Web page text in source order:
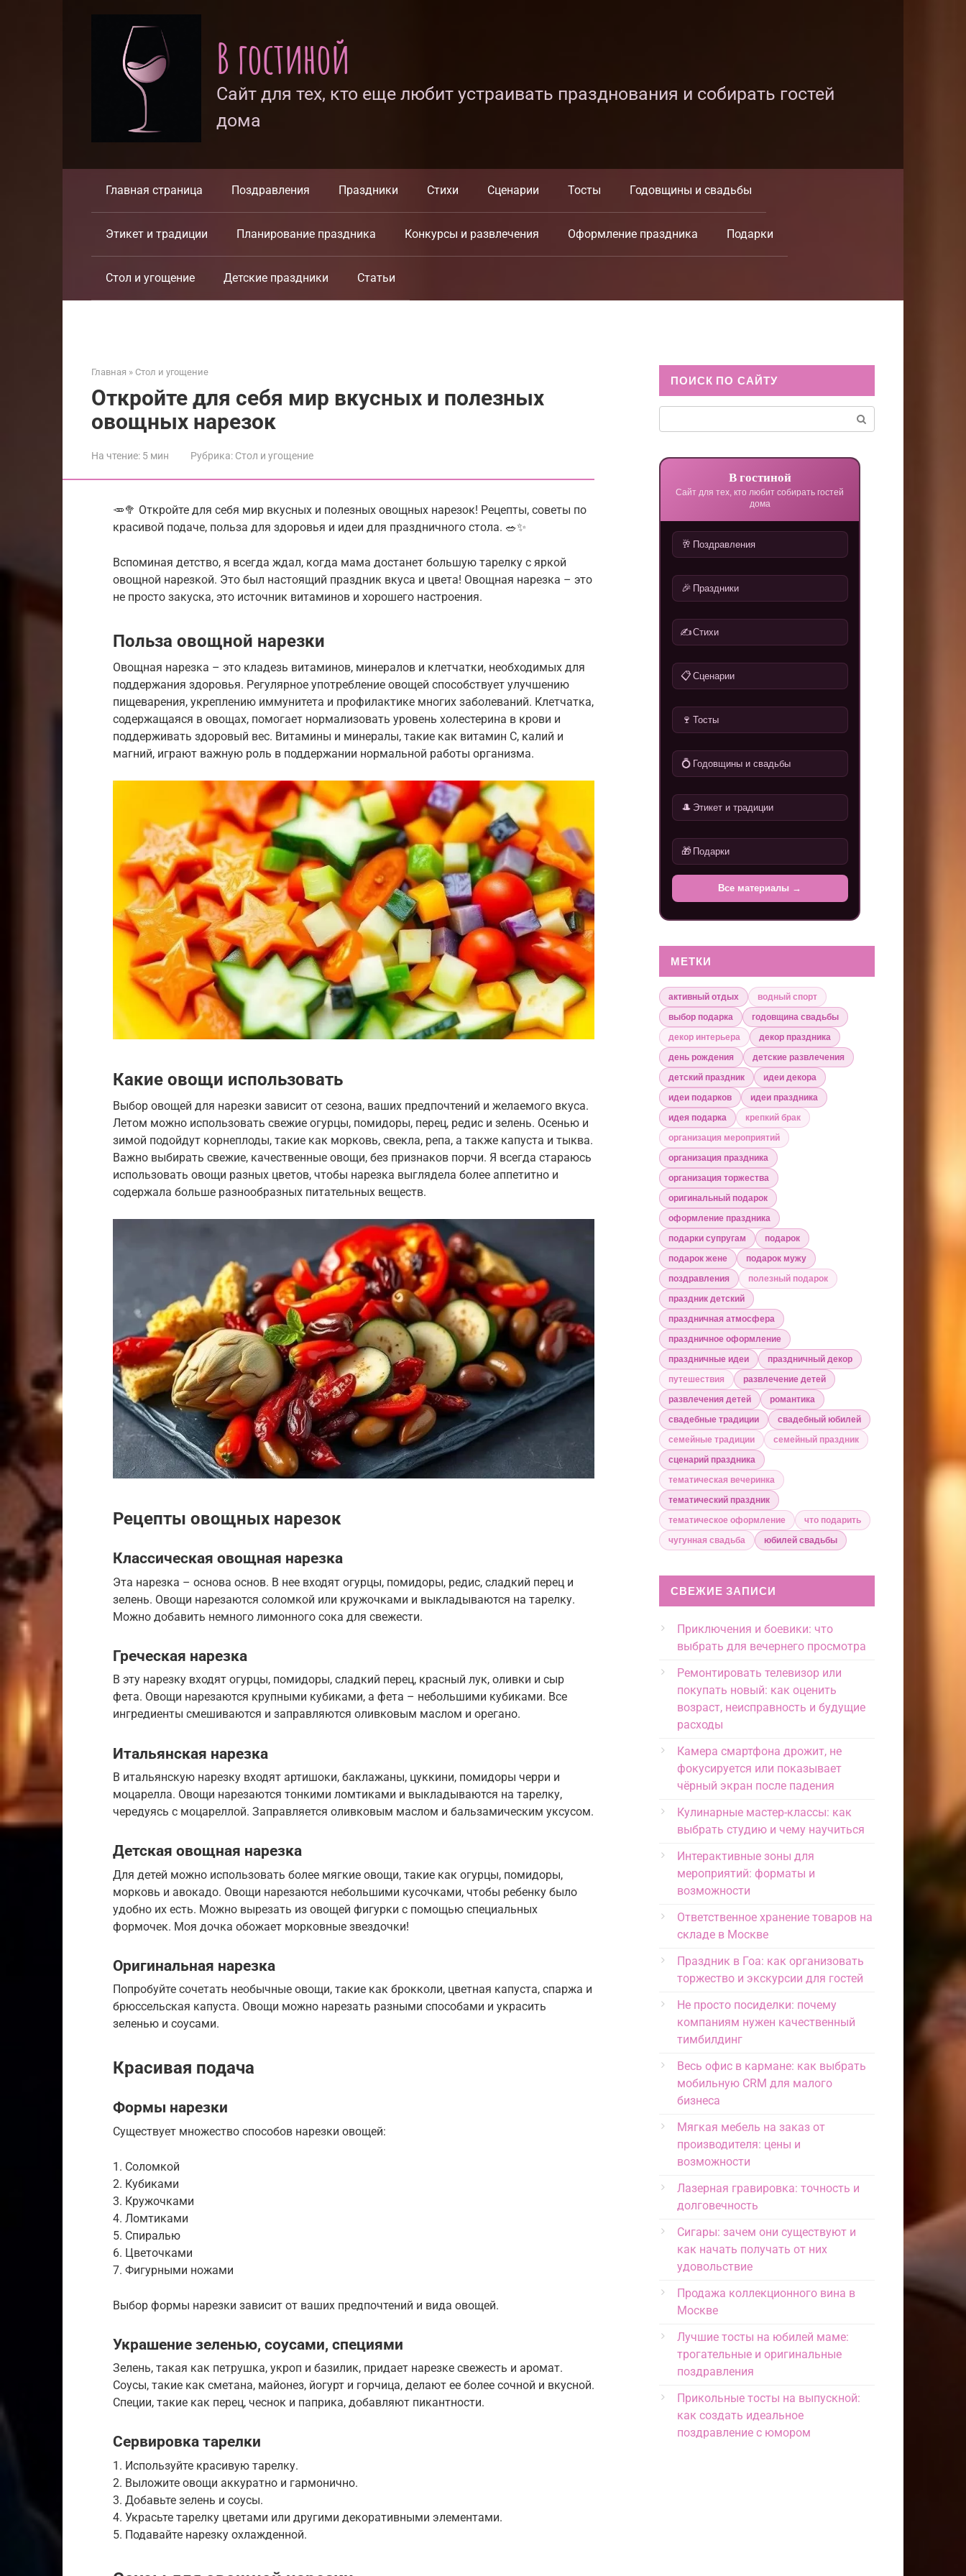
В гостиной
Сайт для тех, кто еще любит устраивать празднования и собирать гостей
дома
Главная страница Поздравления Праздники Стихи Сценарии Тосты Годовщины и свадьбы
Этикет и традиции Планирование праздника Конкурсы и развлечения Оформление праздника Подарки
Стол и угощение Детские праздники Статьи
Главная » Стол и угощение
Откройте для себя мир вкусных и полезных
овощных нарезок
На чтение: 5 мин Рубрика: Стол и угощение
🥕🥦 Откройте для себя мир вкусных и полезных овощных нарезок! Рецепты, советы по
красивой подаче, польза для здоровья и идеи для праздничного стола. 🥗✨
Вспоминая детство, я всегда ждал, когда мама достанет большую тарелку с яркой
овощной нарезкой. Это был настоящий праздник вкуса и цвета! Овощная нарезка – это
не просто закуска, это источник витаминов и хорошего настроения.
Польза овощной нарезки
Овощная нарезка – это кладезь витаминов, минералов и клетчатки, необходимых для
поддержания здоровья. Регулярное употребление овощей способствует улучшению
пищеварения, укреплению иммунитета и профилактике многих заболеваний. Клетчатка,
содержащаяся в овощах, помогает нормализовать уровень холестерина в крови и
поддерживать здоровый вес. Витамины и минералы, такие как витамин С, калий и
магний, играют важную роль в поддержании нормальной работы организма.
Какие овощи использовать
Выбор овощей для нарезки зависит от сезона, ваших предпочтений и желаемого вкуса.
Летом можно использовать свежие огурцы, помидоры, перец, редис и зелень. Осенью и
зимой подойдут корнеплоды, такие как морковь, свекла, репа, а также капуста и тыква.
Важно выбирать свежие, качественные овощи, без признаков порчи. Я всегда стараюсь
использовать овощи разных цветов, чтобы нарезка выглядела более аппетитно и
содержала больше разнообразных питательных веществ.
Рецепты овощных нарезок
Классическая овощная нарезка
Эта нарезка – основа основ. В нее входят огурцы, помидоры, редис, сладкий перец и
зелень. Овощи нарезаются соломкой или кружочками и выкладываются на тарелку.
Можно добавить немного лимонного сока для свежести.
Греческая нарезка
В эту нарезку входят огурцы, помидоры, сладкий перец, красный лук, оливки и сыр
фета. Овощи нарезаются крупными кубиками, а фета – небольшими кубиками. Все
ингредиенты смешиваются и заправляются оливковым маслом и орегано.
Итальянская нарезка
В итальянскую нарезку входят артишоки, баклажаны, цуккини, помидоры черри и
моцарелла. Овощи нарезаются тонкими ломтиками и выкладываются на тарелку,
чередуясь с моцареллой. Заправляется оливковым маслом и бальзамическим уксусом.
Детская овощная нарезка
Для детей можно использовать более мягкие овощи, такие как огурцы, помидоры,
морковь и авокадо. Овощи нарезаются небольшими кусочками, чтобы ребенку было
удобно их есть. Можно вырезать из овощей фигурки с помощью специальных
формочек. Моя дочка обожает морковные звездочки!
Оригинальная нарезка
Попробуйте сочетать необычные овощи, такие как брокколи, цветная капуста, спаржа и
брюссельская капуста. Овощи можно нарезать разными способами и украсить
зеленью и соусами.
Красивая подача
Формы нарезки
Существует множество способов нарезки овощей:
1. Соломкой
2. Кубиками
3. Кружочками
4. Ломтиками
5. Спиралью
6. Цветочками
7. Фигурными ножами
Выбор формы нарезки зависит от ваших предпочтений и вида овощей.
Украшение зеленью, соусами, специями
Зелень, такая как петрушка, укроп и базилик, придает нарезке свежесть и аромат.
Соусы, такие как сметана, майонез, йогурт и горчица, делают ее более сочной и вкусной.
Специи, такие как перец, чеснок и паприка, добавляют пикантности.
Сервировка тарелки
1. Используйте красивую тарелку.
2. Выложите овощи аккуратно и гармонично.
3. Добавьте зелень и соусы.
4. Украсьте тарелку цветами или другими декоративными элементами.
5. Подавайте нарезку охлажденной.
ПОИСК ПО САЙТУ
В гостиной
Сайт для тех, кто любит собирать гостей
дома
🥂 Поздравления
🎉 Праздники
✍️Стихи
📋 Сценарии
🍷 Тосты
💍 Годовщины и свадьбы
🎩 Этикет и традиции
🎁 Подарки
Все материалы →
МЕТКИ
активный отдых
водный спорт
выбор подарка
годовщина свадьбы
декор интерьера
декор праздника
день рождения
детские развлечения
детский праздник
идеи декора
идеи подарков
идеи праздника
идея подарка
крепкий брак
организация мероприятий
организация праздника
организация торжества
оригинальный подарок
оформление праздника
подарки супругам
подарок
подарок жене
подарок мужу
поздравления
полезный подарок
праздник детский
праздничная атмосфера
праздничное оформление
праздничные идеи
праздничный декор
путешествия
развлечение детей
развлечения детей
романтика
свадебные традиции
свадебный юбилей
семейные традиции
семейный праздник
сценарий праздника
тематическая вечеринка
тематический праздник
тематическое оформление
что подарить
чугунная свадьба
юбилей свадьбы
СВЕЖИЕ ЗАПИСИ
Приключения и боевики: что
выбрать для вечернего просмотра
Ремонтировать телевизор или
покупать новый: как оценить
возраст, неисправность и будущие
расходы
Камера смартфона дрожит, не
фокусируется или показывает
чёрный экран после падения
Кулинарные мастер-классы: как
выбрать студию и чему научиться
Интерактивные зоны для
мероприятий: форматы и
возможности
Ответственное хранение товаров на
складе в Москве
Праздник в Гоа: как организовать
торжество и экскурсии для гостей
Не просто посиделки: почему
компаниям нужен качественный
тимбилдинг
Весь офис в кармане: как выбрать
мобильную CRM для малого
бизнеса
Мягкая мебель на заказ от
производителя: цены и
возможности
Лазерная гравировка: точность и
долговечность
Сигары: зачем они существуют и
как начать получать от них
удовольствие
Продажа коллекционного вина в
Москве
Лучшие тосты на юбилей маме:
трогательные и оригинальные
поздравления
Прикольные тосты на выпускной:
как создать идеальное
поздравление с юмором